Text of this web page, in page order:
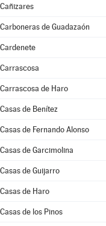
Cañizares
Carboneras de Guadazaón
Cardenete
Carrascosa
Carrascosa de Haro
Casas de Benítez
Casas de Fernando Alonso
Casas de Garcimolina
Casas de Guijarro
Casas de Haro
Casas de los Pinos